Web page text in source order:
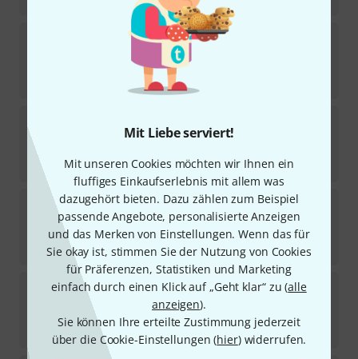
Mit Liebe serviert!
Mit unseren Cookies möchten wir Ihnen ein
fluffiges Einkaufserlebnis mit allem was
dazugehört bieten. Dazu zählen zum Beispiel
passende Angebote, personalisierte Anzeigen
und das Merken von Einstellungen. Wenn das für
Sie okay ist, stimmen Sie der Nutzung von Cookies
für Präferenzen, Statistiken und Marketing
einfach durch einen Klick auf „Geht klar“ zu (alle
anzeigen).
Sie können Ihre erteilte Zustimmung jederzeit
über die Cookie-Einstellungen (hier) widerrufen.
SchagerlApredato BG3 Gold
Sofort lieferbar
1
275€
SchagerlApredato 7C Gold
Sofort lieferbar
275 €
SchagerlApredato SG1 Silver
2
Sofort lieferbar
235 €